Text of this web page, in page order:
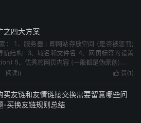
之四大方案
： 1、服务器 ; 即网站存放空间 (是否被惩罚;
航结构 3、域名和文件名 4、网页标签的设置
5、优秀的网页内容 (一般都是伪原创)...
 赞(1 )
阅读()
买友链和友情链接交换需要留意哪些问
-买换友链规则总结